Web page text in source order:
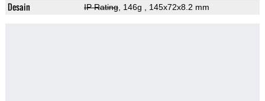
Desain IP Rating, 146g , 145x72x8.2 mm